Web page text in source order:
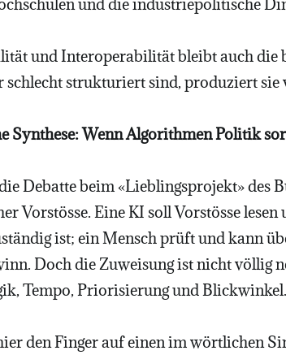
und die industriepolitische
und Interoperabilität bleibt auch die
schlecht strukturiert sind, produziert
Synthese: Wenn Algorithmen Politik
Debatte beim «Lieblingsprojekt» des
Vorstösse. Eine KI soll Vorstösse
ist; ein Mensch prüft und kann
Doch die Zuweisung ist nicht völlig
Tempo, Priorisierung und Blickwinkel.
den Finger auf einen im wörtlichen